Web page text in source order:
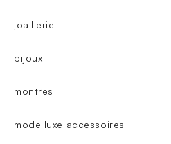
joaillerie
bijoux
montres
mode luxe accessoires